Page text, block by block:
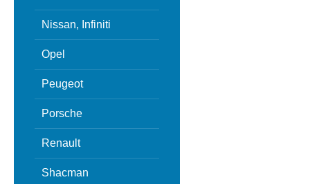
Nissan, Infiniti
Opel
Peugeot
Porsche
Renault
Shacman